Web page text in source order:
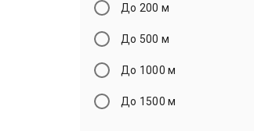
До 200 м
До 500 м
До 1000 м
До 1500 м